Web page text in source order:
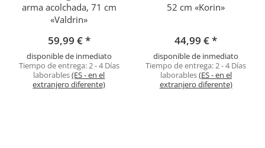
arma acolchada, 71 cm
«Valdrin»
59,99 €*
disponible de inmediato
Tiempo de entrega:2 - 4 Días
laborables(ES - en el
extranjero diferente)
52 cm «Korin»
44,99 €*
disponible de inmediato
Tiempo de entrega:2 - 4 Días
laborables(ES - en el
extranjero diferente)